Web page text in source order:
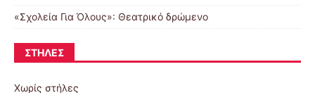
«Σχολεία Για Όλους»: Θεατρικό δρώμενο
ΣΤΉΛΕΣ
Χωρίς στήλες